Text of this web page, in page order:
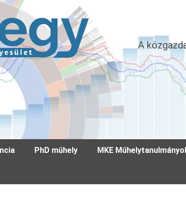
A
PhD műhely MKE